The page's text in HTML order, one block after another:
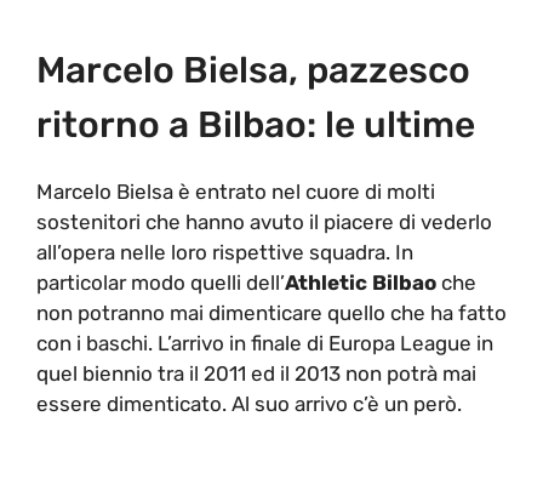
Marcelo Bielsa, pazzesco
ritorno a Bilbao: le ultime
Marcelo Bielsa è entrato nel cuore di molti
sostenitori che hanno avuto il piacere di vederlo
all’opera nelle loro rispettive squadra. In
particolar modo quelli dell’Athletic Bilbao che
non potranno mai dimenticare quello che ha fatto
con i baschi. L’arrivo in finale di Europa League in
quel biennio tra il 2011 ed il 2013 non potrà mai
essere dimenticato. Al suo arrivo c’è un però.